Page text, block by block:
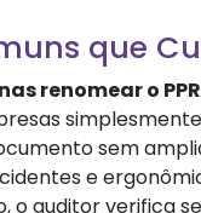
que
renomear o
sem
e
o auditor verifica